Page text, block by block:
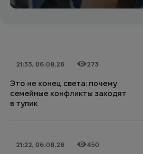
Дата публикации
21:33, 06.08.26
Категория
Количество просмотров
273
Это не конец света: почему
семейные конфликты заходят
в тупик
Дата публикации
21:22, 06.08.26
Категория
Количество просмотров
450